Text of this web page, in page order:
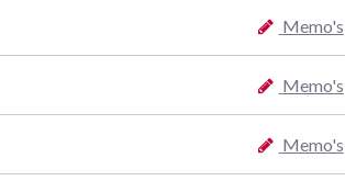
Memo's
Memo's
Memo's